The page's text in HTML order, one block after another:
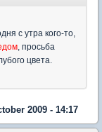
с утра кого-то,
, просьба
цвета.
2009 - 14:17